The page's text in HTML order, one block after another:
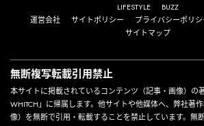
LIFESTYLE
BUZZ
運営会社
サイトポリシー プライバシーポリシ
サイトマップ
無断複写転載引用禁止
本サイトに掲載されているコンテンツ（記事・画像）の
WHITCH」に帰属します。他サイトや他媒体へ、弊社著
像）を無断で引用・転載することを禁止しています。無